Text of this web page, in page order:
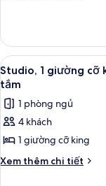
cỡ
king,
không
hút
thuốc
Studio
Suite,
1
giường
cỡ
king,
không
thuốc
Xem
tất
cả
ảnh
Studio,
1
giường
8
Studio, 1 giường cỡ
tắm
1 phòng ngủ
4 khách
1 giường cỡ king
Xem thêm chi tiết
Chi